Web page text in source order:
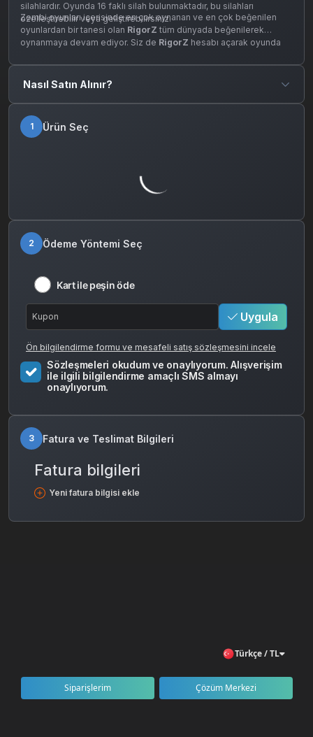
silahlardır. Oyunda 16 faklı silah bulunmaktadır, bu silahları
özelleştirebilir veya geliştirebilirsiniz.
Zombi oyunları içerisinde en çok oynanan ve en çok beğenilen
oyunlardan bir tanesi olan RigorZ tüm dünyada beğenilerek
oynanmaya devam ediyor. Siz de RigorZ hesabı açarak oyunda
Nasıl Satın Alınır?
1 Ürün Seç
2 Ödeme Yöntemi Seç
Kart ile peşin öde
Uygula
Ön bilgilendirme formu ve mesafeli satış sözleşmesini incele
Sözleşmeleri okudum ve onaylıyorum. Alışverişim
ile ilgili bilgilendirme amaçlı SMS almayı
onaylıyorum.
3 Fatura ve Teslimat Bilgileri
Fatura bilgileri
Yeni fatura bilgisi ekle
Türkçe / TL
Siparişlerim Çözüm Merkezi